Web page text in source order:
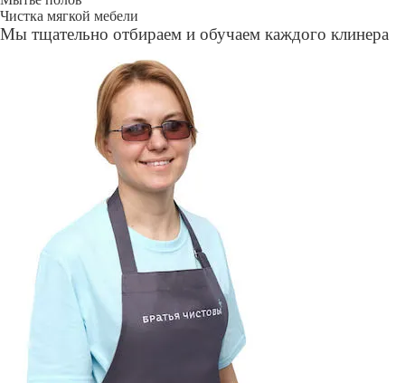
Чистка мягкой мебели
Мы тщательно отбираем и обучаем каждого клинера